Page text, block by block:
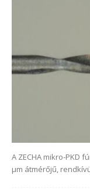
A ZECHA mikro-PKD
μm átmérőjű,